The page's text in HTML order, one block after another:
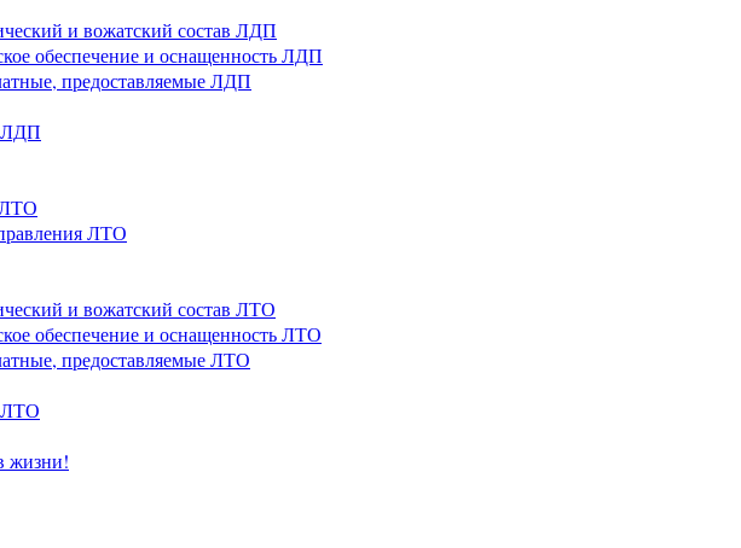
и вожатский состав ЛДП
обеспечение и оснащенность ЛДП
предоставляемые ЛДП
ЛДП
ЛТО
ЛТО
и вожатский состав ЛТО
обеспечение и оснащенность ЛТО
предоставляемые ЛТО
ЛТО
жизни!